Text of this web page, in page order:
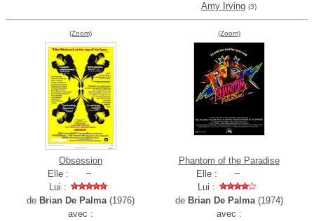
Amy Irving (3)
(Zoom)
Obsession
Elle :
Lui :
de Brian De Palma(1976)
avec :
(Zoom)
Phantom of the Paradise
Elle :
Lui :
de Brian De Palma(1974)
avec :